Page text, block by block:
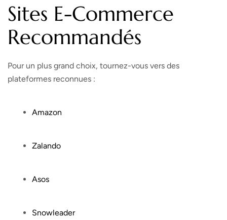
Sites E-Commerce
Recommandés
Pour un plus grand choix, tournez-vous vers des
plateformes reconnues :
Amazon
Zalando
Asos
Snowleader